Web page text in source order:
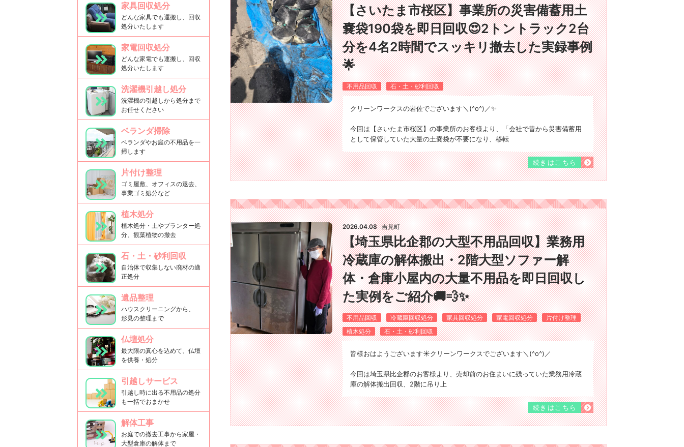
【さいたま市桜区】事業所の災害備蓄用土
嚢袋190袋を即日回収😍2トントラック2台
分を4名2時間でスッキリ撤去した実録事例
🌟
不用品回収 石・土・砂利回収
クリーンワークスの岩佐でございます＼(^o^)／✨
今回は【さいたま市桜区】の事業所のお客様より、「会社で昔から災害備蓄用
として保管していた大量の土嚢袋が不要になり、移転
続きはこちら
2026.04.08 吉見町
【埼玉県比企郡の大型不用品回収】業務用
冷蔵庫の解体搬出・2階大型ソファー解
体・倉庫小屋内の大量不用品を即日回収し
た実例をご紹介🚚💨✨
不用品回収 冷蔵庫回収処分 家具回収処分 家電回収処分
片付け整理
植木処分
石・土・砂利回収
皆様おはようございます☀️クリーンワークスでございます＼(^o^)／
今回は埼玉県比企郡のお客様より、売却前のお住まいに残っていた業務用冷蔵
庫の解体搬出回収、2階に吊り上
続きはこちら
家具回収処分
どんな家具でも運搬し、回収
処分いたします
家電回収処分
どんな家電でも運搬し、回収
処分いたします
洗濯機引越し処分
洗濯機の引越しから処分まで
お任せください
ベランダ掃除
ベランダやお庭の不用品を一
掃します
片付け整理
ゴミ屋敷、オフィスの退去、
事業ゴミ処分など
植木処分
植木処分・土やプランター処
分、観葉植物の撤去
石・土・砂利回収
自治体で収集しない廃材の適
正処分
遺品整理
ハウスクリーニングから、
形見の整理まで
仏壇処分
最大限の真心を込めて、仏壇
を供養・処分
引越しサービス
引越し時に出る不用品の処分
も一括でおまかせ
解体工事
お庭での撤去工事から家屋・
大型倉庫の解体まで